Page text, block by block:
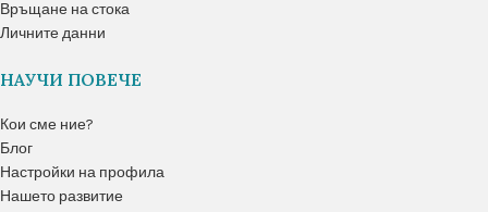
Връщане на стока
Личните данни
НАУЧИ ПОВЕЧЕ
Кои сме ние?
Блог
Настройки на профила
Нашето развитие